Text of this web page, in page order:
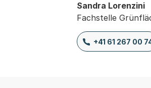
Sandra Lorenzini
Fachstelle
+41 61 267 00